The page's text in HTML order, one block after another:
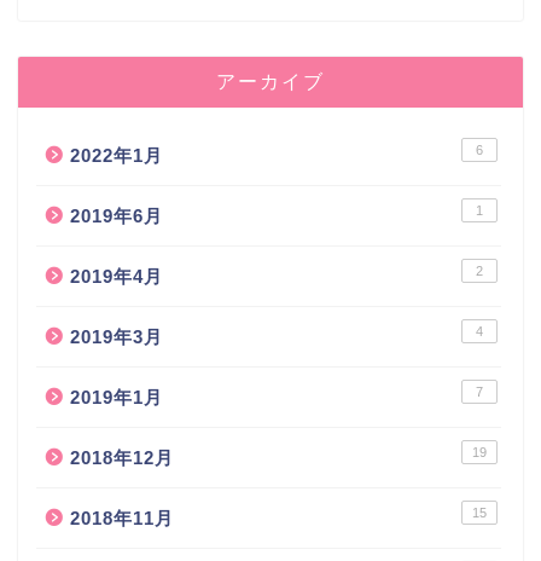
アーカイブ
2022年1月 6
2019年6月 1
2019年4月 2
2019年3月 4
2019年1月 7
2018年12月 19
2018年11月 15